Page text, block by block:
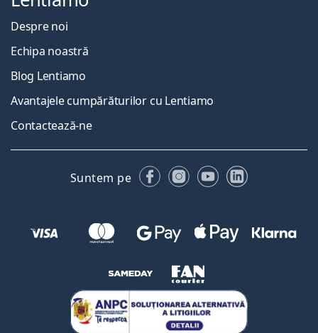
Despre noi
Echipa noastră
Blog Lentiamo
Avantajele cumpărăturilor cu Lentiamo
Contactează-ne
Suntem pe FacebookInstagram
YouTubeLinkedIn